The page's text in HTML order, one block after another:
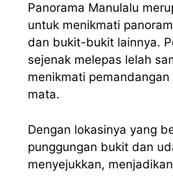
Panorama Manulalu
untuk menikmati
dan bukit-bukit lainnya.
sejenak melepas lelah
menikmati
mata.
Dengan lokasinya yang
punggungan bukit dan
menyejukkan,